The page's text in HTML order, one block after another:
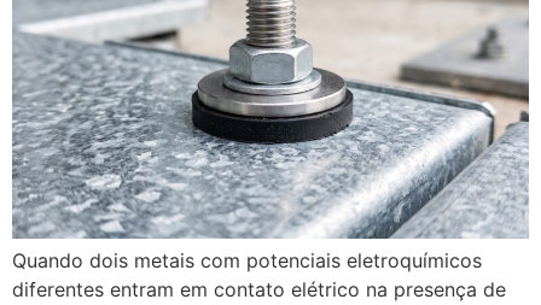
Quando dois metais com potenciais eletroquímicos
diferentes entram em contato elétrico na presença de